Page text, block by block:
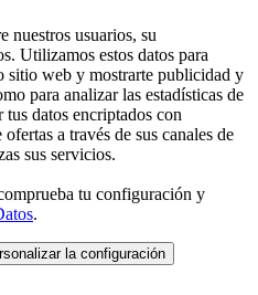
nuestros usuarios, su
Utilizamos estos datos para
sitio web y mostrarte publicidad y
para analizar las estadísticas de
datos encriptados con
a través de sus canales de
sus servicios.
tu configuración y
.
la configuración